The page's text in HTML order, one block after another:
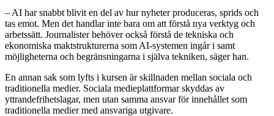
– AI har snabbt blivit en del av hur nyheter produceras, sprids och
tas emot. Men det handlar inte bara om att förstå nya verktyg och
arbetssätt. Journalister behöver också förstå de tekniska och
ekonomiska maktstrukturerna som AI-systemen ingår i samt
möjligheterna och begränsningarna i själva tekniken, säger han.
En annan sak som lyfts i kursen är skillnaden mellan sociala och
traditionella medier. Sociala medieplattformar skyddas av
yttrandefrihetslagar, men utan samma ansvar för innehållet som
traditionella medier med ansvariga utgivare.